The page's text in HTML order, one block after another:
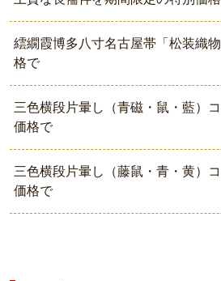
繧繝霞博多八寸名古屋帯「松装織
格で
三色横段片暈し（青磁・鼠・藍）
価格で
三色横段片暈し（藤鼠・青・黄）
価格で